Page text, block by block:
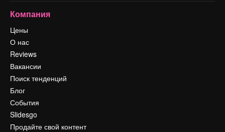
Компания
Цены
О нас
Reviews
Вакансии
Поиск тенденций
Блог
События
Slidesgo
Продайте свой контент